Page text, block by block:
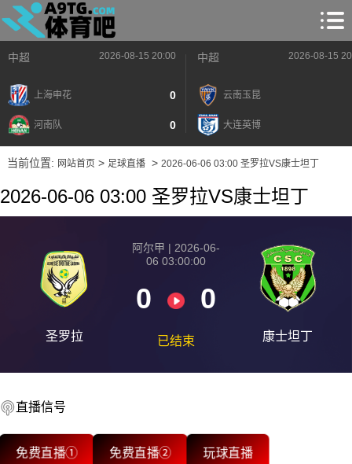
中超 2026-08-15 20:00
上海申花 0
河南队 0
中超 2026-08-15
云南玉昆
大连英博
当前位置: 网站首页> 足球直播> 2026-06-06 03:00 圣罗拉VS康士坦丁
2026-06-06 03:00 圣罗拉VS康士坦丁
圣罗拉
阿尔甲 | 2026-06-
06 03:00:00
0 0
已结束 康士坦丁
直播信号
免费直播① 免费直播② 玩球直播
2026-08-15 【阿尔甲】 圣罗拉VS康士坦丁